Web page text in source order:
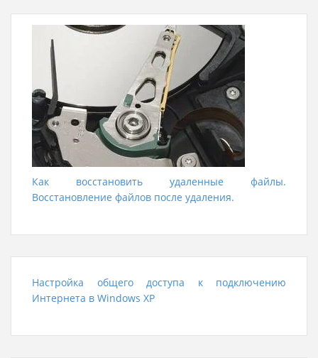
Как восстановить удаленные файлы.
Восстановление файлов после удаления.
Настройка общего доступа к подключению
Интернета в Windows XP